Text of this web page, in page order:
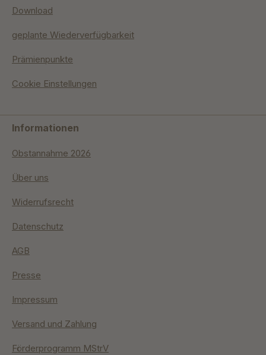
Download
geplante Wiederverfügbarkeit
Prämienpunkte
Cookie Einstellungen
Informationen
Obstannahme 2026
Über uns
Widerrufsrecht
Datenschutz
AGB
Presse
Impressum
Versand und Zahlung
Förderprogramm MStrV